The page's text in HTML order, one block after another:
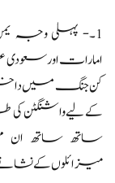
1۔- پہلی وجہ
امارات اور
کن جنگ میں
کے لیے واشنگٹن
ساتھ ساتھ ان
میزائلوں کے نشانے